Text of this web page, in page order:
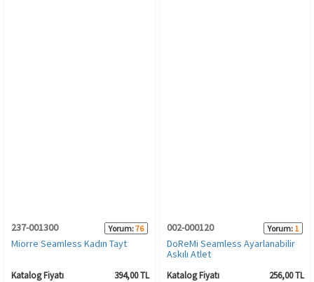
237-001300 Yorum:76
Miorre Seamless Kadın Tayt
Katalog Fiyatı 394,00 TL
002-000120 Yorum: 1
DoReMi Seamless Ayarlanabilir
Askılı Atlet
Katalog Fiyatı 256,00 TL